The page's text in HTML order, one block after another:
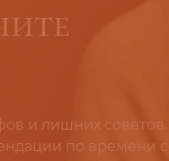
и лишних
по времени